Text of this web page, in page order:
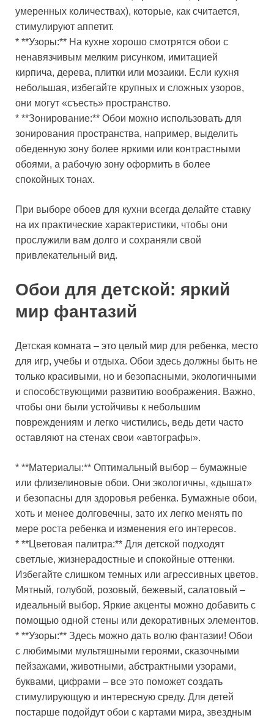
умеренных количествах), которые, как считается,
стимулируют аппетит.
* **Узоры:** На кухне хорошо смотрятся обои с
ненавязчивым мелким рисунком, имитацией
кирпича, дерева, плитки или мозаики. Если кухня
небольшая, избегайте крупных и сложных узоров,
они могут «съесть» пространство.
* **Зонирование:** Обои можно использовать для
зонирования пространства, например, выделить
обеденную зону более яркими или контрастными
обоями, а рабочую зону оформить в более
спокойных тонах.
При выборе обоев для кухни всегда делайте ставку
на их практические характеристики, чтобы они
прослужили вам долго и сохраняли свой
привлекательный вид.
Обои для детской: яркий
мир фантазий
Детская комната – это целый мир для ребенка, место
для игр, учебы и отдыха. Обои здесь должны быть не
только красивыми, но и безопасными, экологичными
и способствующими развитию воображения. Важно,
чтобы они были устойчивы к небольшим
повреждениям и легко чистились, ведь дети часто
оставляют на стенах свои «автографы».
* **Материалы:** Оптимальный выбор – бумажные
или флизелиновые обои. Они экологичны, «дышат»
и безопасны для здоровья ребенка. Бумажные обои,
хоть и менее долговечны, зато их легко менять по
мере роста ребенка и изменения его интересов.
* **Цветовая палитра:** Для детской подходят
светлые, жизнерадостные и спокойные оттенки.
Избегайте слишком темных или агрессивных цветов.
Мятный, голубой, розовый, бежевый, салатовый –
идеальный выбор. Яркие акценты можно добавить с
помощью одной стены или декоративных элементов.
* **Узоры:** Здесь можно дать волю фантазии! Обои
с любимыми мультяшными героями, сказочными
пейзажами, животными, абстрактными узорами,
буквами, цифрами – все это поможет создать
стимулирующую и интересную среду. Для детей
постарше подойдут обои с картами мира, звездным